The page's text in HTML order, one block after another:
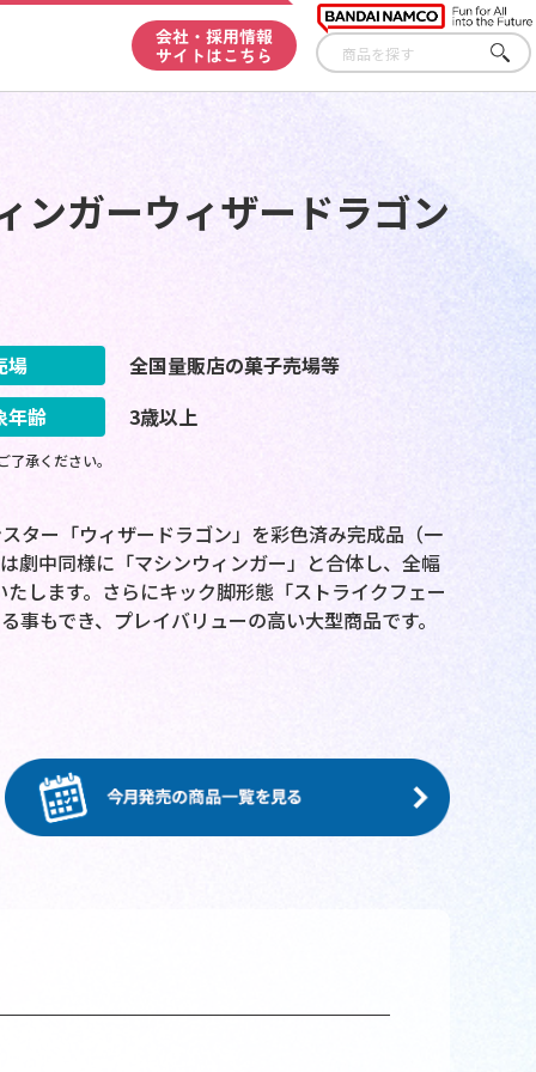
会社・採用情報
サイトはこちら
さが
す
ンガーウィザードラゴン
場
全国量販店の菓子売場等
年齢
3歳以上
承ください。
ター「ウィザードラゴン」を彩色済み完成品（一
劇中同様に「マシンウィンガー」と合体し、全幅
します。さらにキック脚形態「ストライクフェー
もでき、プレイバリューの高い大型商品です。